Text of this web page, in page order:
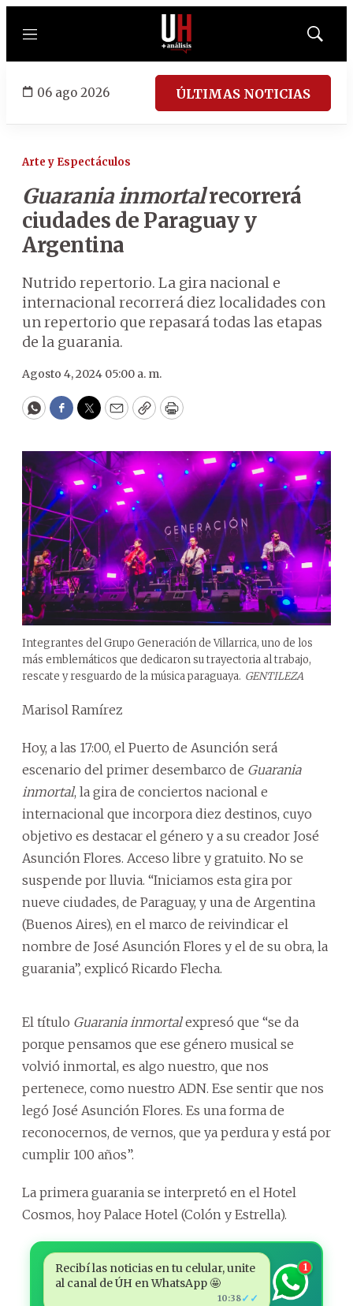
Menú
Mostrar
06 ago 2026 ÚLTIMAS NOTICIAS
Arte y Espectáculos
Guarania inmortalrecorrerá
ciudades de Paraguay y
Argentina
Nutrido repertorio. La gira nacional e
internacional recorrerá diez localidades con
un repertorio que repasará todas las etapas
de la guarania.
Agosto 4, 2024 05:00 a. m.
WhatsApp
Facebook
Twitter
EmailCopyPrint
Integrantes del Grupo Generación de Villarrica, uno de los
más emblemáticos que dedicaron su trayectoria al trabajo,
rescate y resguardo de la música paraguaya. GENTILEZA
Marisol Ramírez
Hoy, a las 17:00, el Puerto de Asunción será
escenario del primer desembarco de Guarania
inmortal, la gira de conciertos nacional e
internacional que incorpora diez destinos, cuyo
objetivo es destacar el género y a su creador José
Asunción Flores. Acceso libre y gratuito. No se
suspende por lluvia. “Iniciamos esta gira por
nueve ciudades, de Paraguay, y una de Argentina
(Buenos Aires), en el marco de reivindicar el
nombre de José Asunción Flores y el de su obra, la
guarania”, explicó Ricardo Flecha.
El título Guarania inmortalexpresó que “se da
porque pensamos que ese género musical se
volvió inmortal, es algo nuestro, que nos
pertenece, como nuestro ADN. Ese sentir que nos
legó José Asunción Flores. Es una forma de
reconocernos, de vernos, que ya perdura y está por
cumplir 100 años”.
La primera guarania se interpretó en el Hotel
Cosmos, hoy Palace Hotel (Colón y Estrella).
Recibí las noticias en tu celular, unite
al canal de ÚH en WhatsApp 🤩
10:38✓✓
1